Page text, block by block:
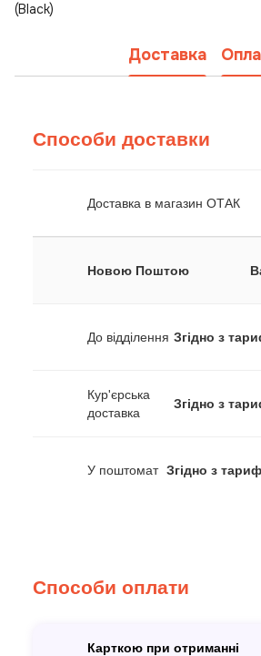
(Black)
Доставка
Способи доставки
Доставка в магазин ОТАК
Новою Поштою
До відділення Згідно з
Кур'єрська
доставка
Згідно з
У поштомат Згідно з
Способи оплати
Карткою при отриманні